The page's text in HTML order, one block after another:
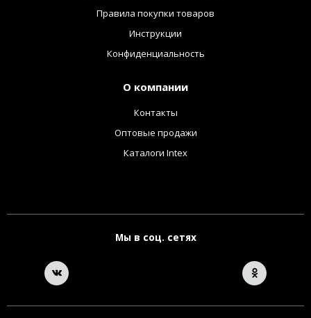
Правила покупки товаров
Инструкции
Конфиденциальность
О компании
Контакты
Оптовые продажи
Каталоги Intex
Мы в соц. сетях